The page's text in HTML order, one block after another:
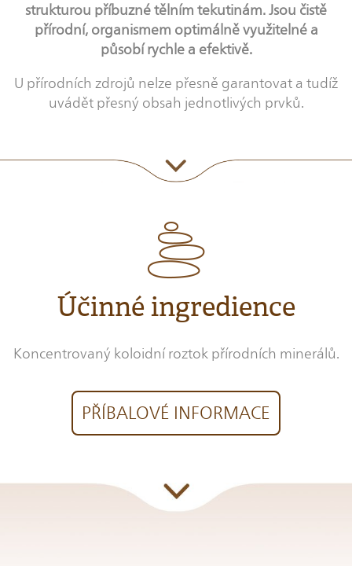
strukturou příbuzné tělním tekutinám. Jsou čistě
přírodní, organismem optimálně využitelné a
působí rychle a efektivě.
U přírodních zdrojů nelze přesně garantovat a tudíž
uvádět přesný obsah jednotlivých prvků.
Účinné ingredience
Koncentrovaný koloidní roztok přírodních minerálů.
PŘÍBALOVÉ INFORMACE